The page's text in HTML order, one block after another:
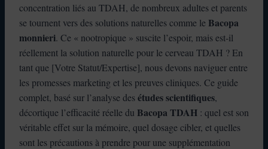
concentration liés au TDAH, de nombreux adultes et parents
se tournent vers des solutions naturelles comme le Bacopa
monnieri. Ce « nootropique » suscite l’espoir, mais est-il
réellement la solution naturelle pour le cerveau TDAH ? En
tant que [Votre Statut/Expertise], nous devons naviguer entre
les promesses marketing et les preuves cliniques. Ce guide
complet, basé sur l’analyse desétudes scientifiques,
décortique l’efficacité réelle du Bacopa TDAH : quel est son
véritable effet sur la mémoire, quel dosage cibler, et quelles
sont les précautions à prendre pour une supplémentation